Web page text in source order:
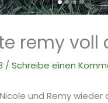
remy
/Schreibe einen
und Remy